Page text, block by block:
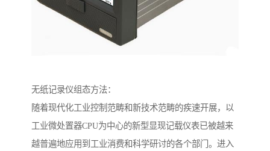
无纸记录仪组态方法：
随着现代化工业控制范畴和新技术范畴的疾速开展，以
工业微处置器CPU为中心的新型显现记载仪表已被越来
越普遍地应用到工业消费和科学研讨的各个部门。进入